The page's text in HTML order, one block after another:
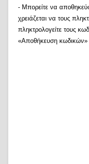
- Μπορείτε να
χρειάζεται να τους
πληκτρολογείτε τους
«Αποθήκευση κωδικών»